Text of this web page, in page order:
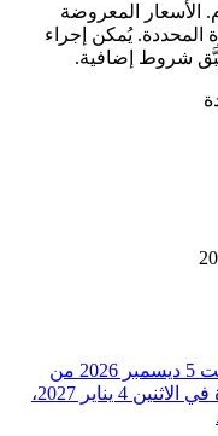
آخر 7 أيام. الأسعار المعروضة
يُمكن إجراء
إضافية.
تحديد رحلة طيران ⁦دلتا⁩ المغادِرة في ⁦السبت 5 ديسمبر 2026⁩ من
⁦سانت جورج⁩ إلى ⁦منطقة ناشفيل⁩، والعائدة في ⁦الاثنين 4 يناير 2027⁩،